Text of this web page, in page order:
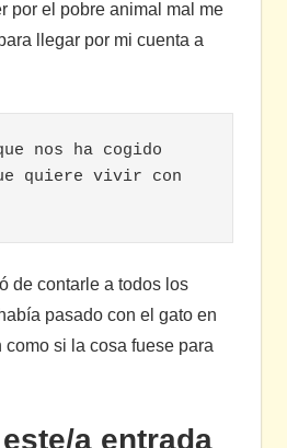
por el pobre animal mal me
llegar por mi cuenta a
nos ha cogido
quiere vivir con
de contarle a todos los
pasado con el gato en
como si la cosa fuese para
a entrada